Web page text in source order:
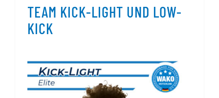
TEAM KICK-LIGHT UND LOW-
KICK